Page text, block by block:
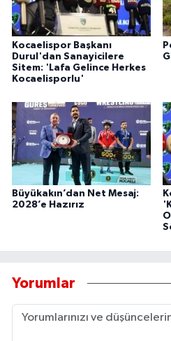
Kocaelispor Başkanı
Durul'dan Sanayicilere
Sitem: 'Lafa Gelince Herkes
Kocaelisporlu'
Büyükakın’dan Net Mesaj:
2028’e Hazırız
Yorumlar